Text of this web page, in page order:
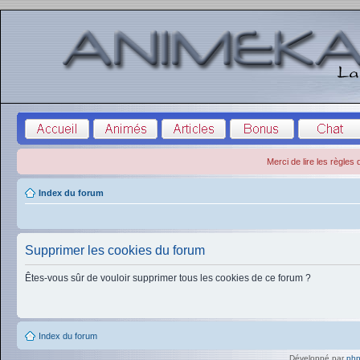
Merci de lire les règles
Index du forum
Supprimer les cookies du forum
Êtes-vous sûr de vouloir supprimer tous les cookies de ce forum ?
Index du forum
Développé par